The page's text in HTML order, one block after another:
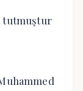
tutmuştur